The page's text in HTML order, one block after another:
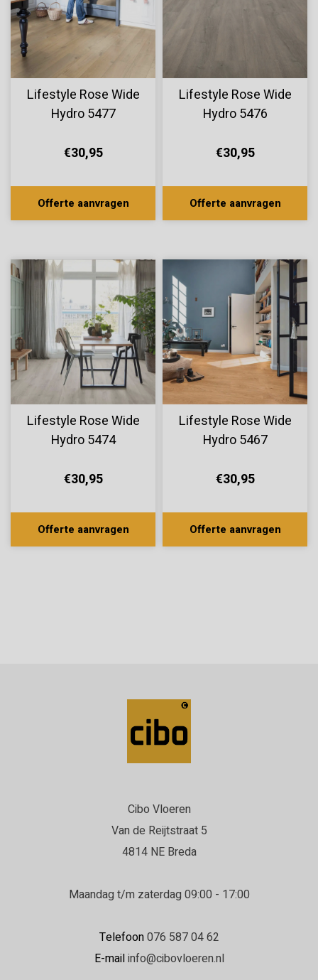
Lifestyle Rose Wide
Hydro 5477
€30,95
Offerte aanvragen
Lifestyle Rose Wide
Hydro 5476
€30,95
Offerte aanvragen
Lifestyle Rose Wide
Hydro 5474
€30,95
Offerte aanvragen
Lifestyle Rose Wide
Hydro 5467
€30,95
Offerte aanvragen
Cibo Vloeren
Van de Reijtstraat 5
4814 NE Breda
Maandag t/m zaterdag 09:00 - 17:00
Telefoon076 587 04 62
E-mailinfo@cibovloeren.nl